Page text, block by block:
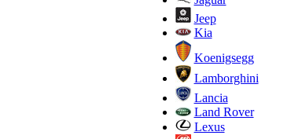
Jeep
Kia
Koenigsegg
Lamborghini
Lancia
Land Rover
Lexus